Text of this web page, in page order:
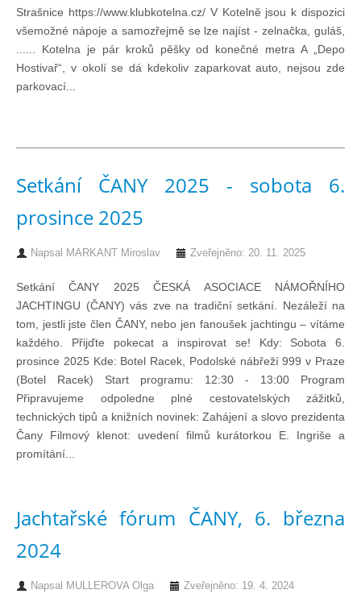
Rádio (MF, HF, VHF)
Kapitánské zkoušky
Soutěže a závody
Offshore Cup
Osobnost roku
Mezinárodní pohár
Modrá stuha
Kvízy
Strašnice https://www.klubkotelna.cz/ V Kotelně jsou k dispozici
všemožné nápoje a samozřejmě se lze najíst - zelnačka, guláš,
...... Kotelna je pár kroků pěšky od konečné metra A „Depo
Hostivař“, v okolí se dá kdekoliv zaparkovat auto, nejsou zde
parkovací...
Setkání ČANY 2025 - sobota 6.
prosince 2025
Napsal MARKANT Miroslav Zveřejněno: 20. 11. 2025
Setkání ČANY 2025 ČESKÁ ASOCIACE NÁMOŘNÍHO
JACHTINGU (ČANY) vás zve na tradiční setkání. Nezáleží na
tom, jestli jste člen ČANY, nebo jen fanoušek jachtingu – vítáme
každého. Přijďte pokecat a inspirovat se! Kdy: Sobota 6.
prosince 2025 Kde: Botel Racek, Podolské nábřeží 999 v Praze
(Botel Racek) Start programu: 12:30 - 13:00 Program
Připravujeme odpoledne plné cestovatelských zážitků,
technických tipů a knižních novinek: Zahájení a slovo prezidenta
Čany Filmový klenot: uvedení filmů kurátorkou E. Ingriše a
promítání...
Jachtařské fórum ČANY, 6. března
2024
Napsal MULLEROVA Olga Zveřejněno: 19. 4. 2024